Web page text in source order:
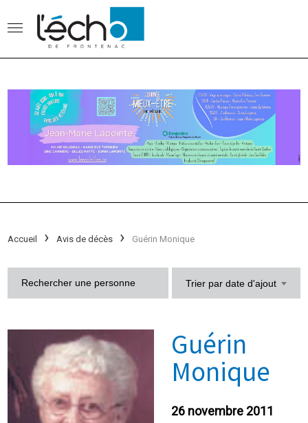
Accueil Avis de décès Guérin Monique
Trier par date d'ajout
Guérin
Monique
26 novembre 2011